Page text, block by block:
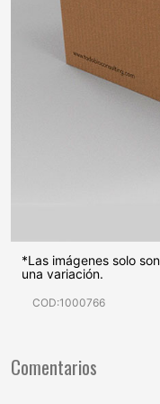
*Las imágenes solo
una variación.
COD:1000766
Comentarios